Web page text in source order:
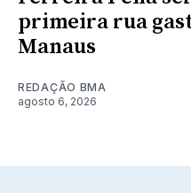
primeira rua
Manaus
REDAÇÃO BMA
agosto 6, 2026